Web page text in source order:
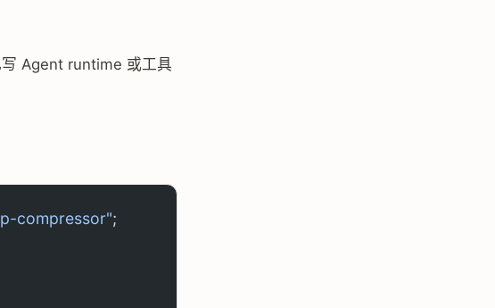
Agent runtime 或工具
compressor";